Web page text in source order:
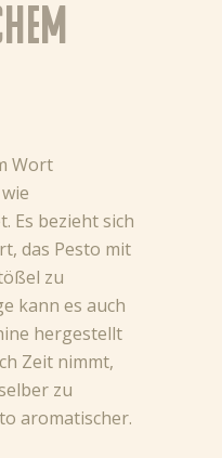
Wort
Es bezieht sich
das Pesto mit
zu
kann es auch
hergestellt
Zeit nimmt,
zu
aromatischer.